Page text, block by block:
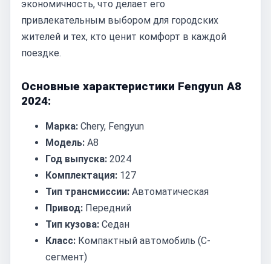
экономичность, что делает его
привлекательным выбором для городских
жителей и тех, кто ценит комфорт в каждой
поездке.
Основные характеристики Fengyun A8
2024:
Марка: Chery, Fengyun
Модель: A8
Год выпуска: 2024
Комплектация: 127
Тип трансмиссии: Автоматическая
Привод: Передний
Тип кузова: Седан
Класс: Компактный автомобиль (C-
сегмент)